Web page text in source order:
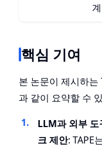
핵심 기여
본 논문이 제시하는
과 같이 요약할 수
LLM과 외부
크 제안: TAPE